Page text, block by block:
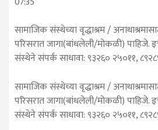
सामाजिक संस्थेच्या वृद्धाश्रम /
परिसरात जागा(बांधलेली/मोकळी) पाहिजे.
संस्थेने संपर्क साधावा: ९३२६० २५०११,
सामाजिक संस्थेच्या वृद्धाश्रम /
परिसरात जागा(बांधलेली/मोकळी) पाहिजे.
संस्थेने संपर्क साधावा: ९३२६० २५०११,